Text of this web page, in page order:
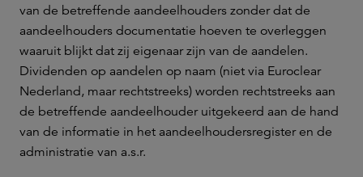
van de betreffende aandeelhouders zonder dat de
aandeelhouders documentatie hoeven te overleggen
waaruit blijkt dat zij eigenaar zijn van de aandelen.
Dividenden op aandelen op naam (niet via Euroclear
Nederland, maar rechtstreeks) worden rechtstreeks aan
de betreffende aandeelhouder uitgekeerd aan de hand
van de informatie in het aandeelhoudersregister en de
administratie van a.s.r.